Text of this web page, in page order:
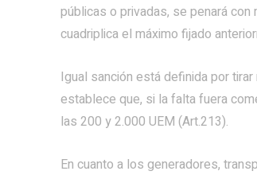
públicas o privadas, se penará
cuadriplica el máximo fijado
Igual sanción está definida por
establece que, si la falta fuera
las 200 y 2.000 UEM (Art.213).
En cuanto a los generadores,